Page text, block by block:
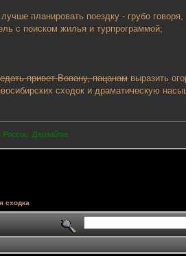
планировать поездку - грубо
с поиском жилья и турпрограммой;
привет Вовану, пацанамвыразить
сходок и драматическую
России. Дерзайте.
сходка